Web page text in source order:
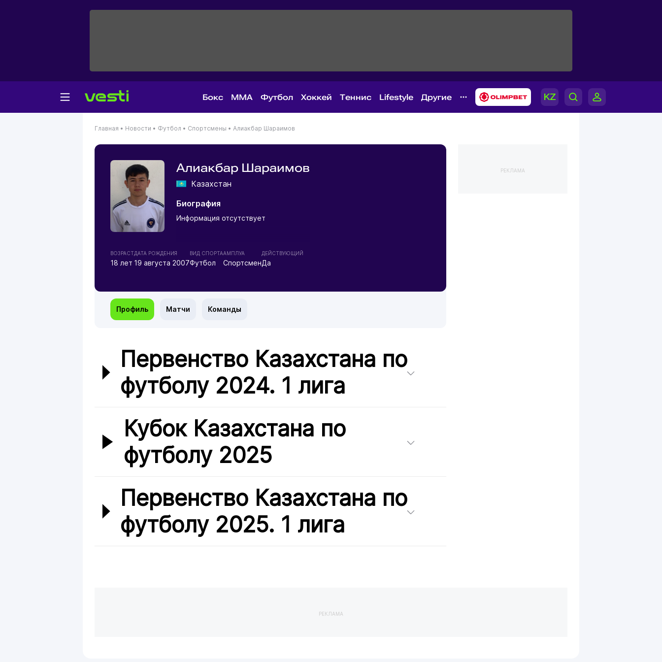
Бокс MMA Футбол Хоккей Теннис Lifestyle Другие
Главная • Новости • Футбол • Спортсмены • Алиакбар Шараимов
Алиакбар Шараимов
Казахстан
Биография
Информация отсутствует
ВОЗРАСТ
18 лет
ДАТА РОЖДЕНИЯ
19 августа 2007
ВИД СПОРТА
Футбол
АМПЛУА
Спортсмен
ДЕЙСТВУЮЩИЙ
Да
Профиль Матчи Команды
Первенство Казахстана по
футболу 2024. 1 лига
Кубок Казахстана по
футболу 2025
Первенство Казахстана по
футболу 2025. 1 лига
РЕКЛАМА
РЕКЛАМА